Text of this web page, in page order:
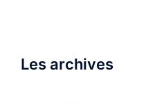
Les archives